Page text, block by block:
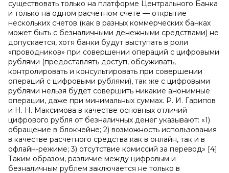
существовать только на платформе Центрального Банка
и только на одном расчетном счете — открытие
нескольких счетов (как в разных коммерческих банках
может быть с безналичными денежными средствами) не
допускается, хотя банки будут выступать в роли
«проводников» при совершении операций с цифровыми
рублями (предоставлять доступ, обсуживать,
контролировать и консультировать при совершении
операций с цифровыми рублями), так же с цифровыми
рублями нельзя будет совершить никакие анонимные
операции, даже при минимальных суммах. Р. И. Гарипов
и Н. Н. Максимова в качестве основных отличий
цифрового рубля от безналичных денег указывают: «1)
обращение в блокчейне; 2) возможность использования
в качестве расчетного средства как в онлайн, так и в
офлайн-режиме; 3) отсутствие комиссий за перевод» [4].
Таким образом, различие между цифровым и
безналичным рублем заключается не только в